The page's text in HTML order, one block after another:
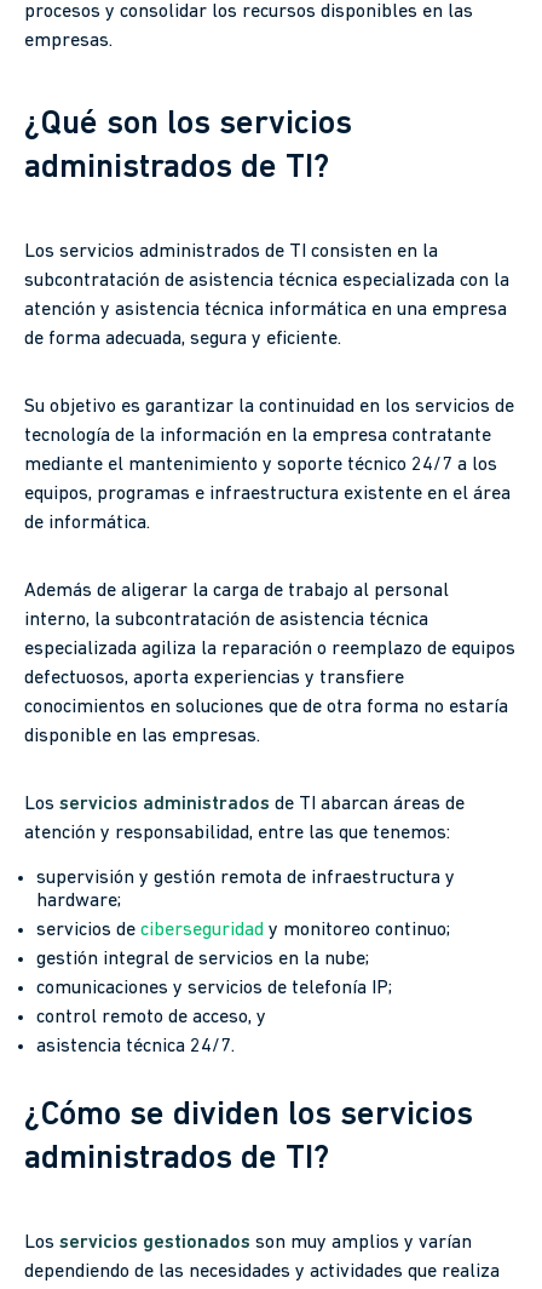
procesos y consolidar los recursos disponibles en las
empresas.
¿Qué son los servicios
administrados de TI?
Los servicios administrados de TI consisten en la
subcontratación de asistencia técnica especializada con la
atención y asistencia técnica informática en una empresa
de forma adecuada, segura y eficiente.
Su objetivo es garantizar la continuidad en los servicios de
tecnología de la información en la empresa contratante
mediante el mantenimiento y soporte técnico 24/7 a los
equipos, programas e infraestructura existente en el área
de informática.
Además de aligerar la carga de trabajo al personal
interno, la subcontratación de asistencia técnica
especializada agiliza la reparación o reemplazo de equipos
defectuosos, aporta experiencias y transfiere
conocimientos en soluciones que de otra forma no estaría
disponible en las empresas.
Los servicios administrados de TI abarcan áreas de
atención y responsabilidad, entre las que tenemos:
supervisión y gestión remota de infraestructura y
hardware;
servicios de ciberseguridad y monitoreo continuo;
gestión integral de servicios en la nube;
comunicaciones y servicios de telefonía IP;
control remoto de acceso, y
asistencia técnica 24/7.
¿Cómo se dividen los servicios
administrados de TI?
Los servicios gestionados son muy amplios y varían
dependiendo de las necesidades y actividades que realiza